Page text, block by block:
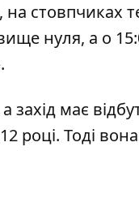
на стовпчиках
нуля, а о
захід має
році. Тоді